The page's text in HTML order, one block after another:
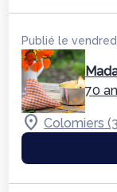
Publié le
70
Colomiers